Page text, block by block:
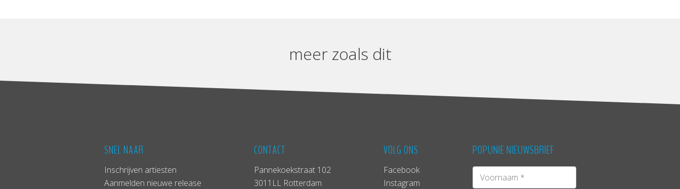
meer zoals dit
SNEL NAAR
Inschrijven artiesten
Aanmelden nieuwe release
CONTACT
Pannekoekstraat 102
3011LL Rotterdam
VOLG ONS
Facebook
Instagram
POPUNIE NIEUWSBRIEF